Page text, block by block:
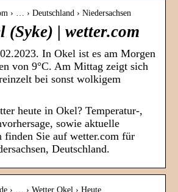
› … › Deutschland › Niedersachsen
(Syke) | wetter.com
In Okel ist es am Morgen
von 9°C. Am Mittag zeigt sich
bei sonst wolkigem
heute in Okel? Temperatur-,
sowie aktuelle
finden Sie auf wetter.com für
Deutschland.
› … › Wetter Okel › Heute